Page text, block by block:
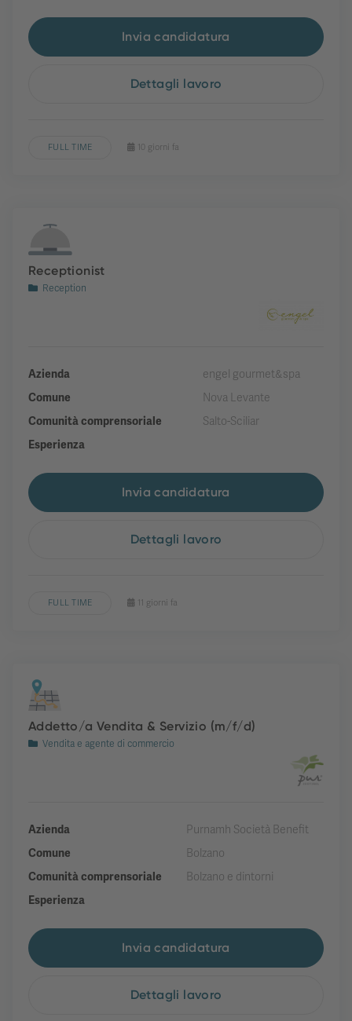
Invia candidatura
Dettagli lavoro
FULL TIME 10 giorni fa
Receptionist
Reception
Azienda
engel gourmet&spa
Comune
Nova Levante
Comunità comprensoriale
Salto-Sciliar
Esperienza
Invia candidatura
Dettagli lavoro
FULL TIME 11 giorni fa
Addetto/a Vendita & Servizio (m/f/d)
Vendita e agente di commercio
Azienda
Purnamh Società Benefit
Comune
Bolzano
Comunità comprensoriale
Bolzano e dintorni
Esperienza
Invia candidatura
Dettagli lavoro